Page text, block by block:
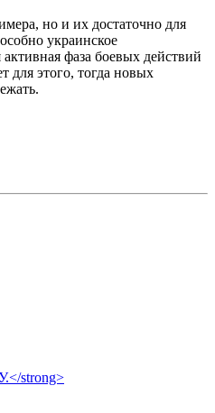
но и их достаточно для
украинское
фаза боевых действий
для этого, тогда новых
strong>